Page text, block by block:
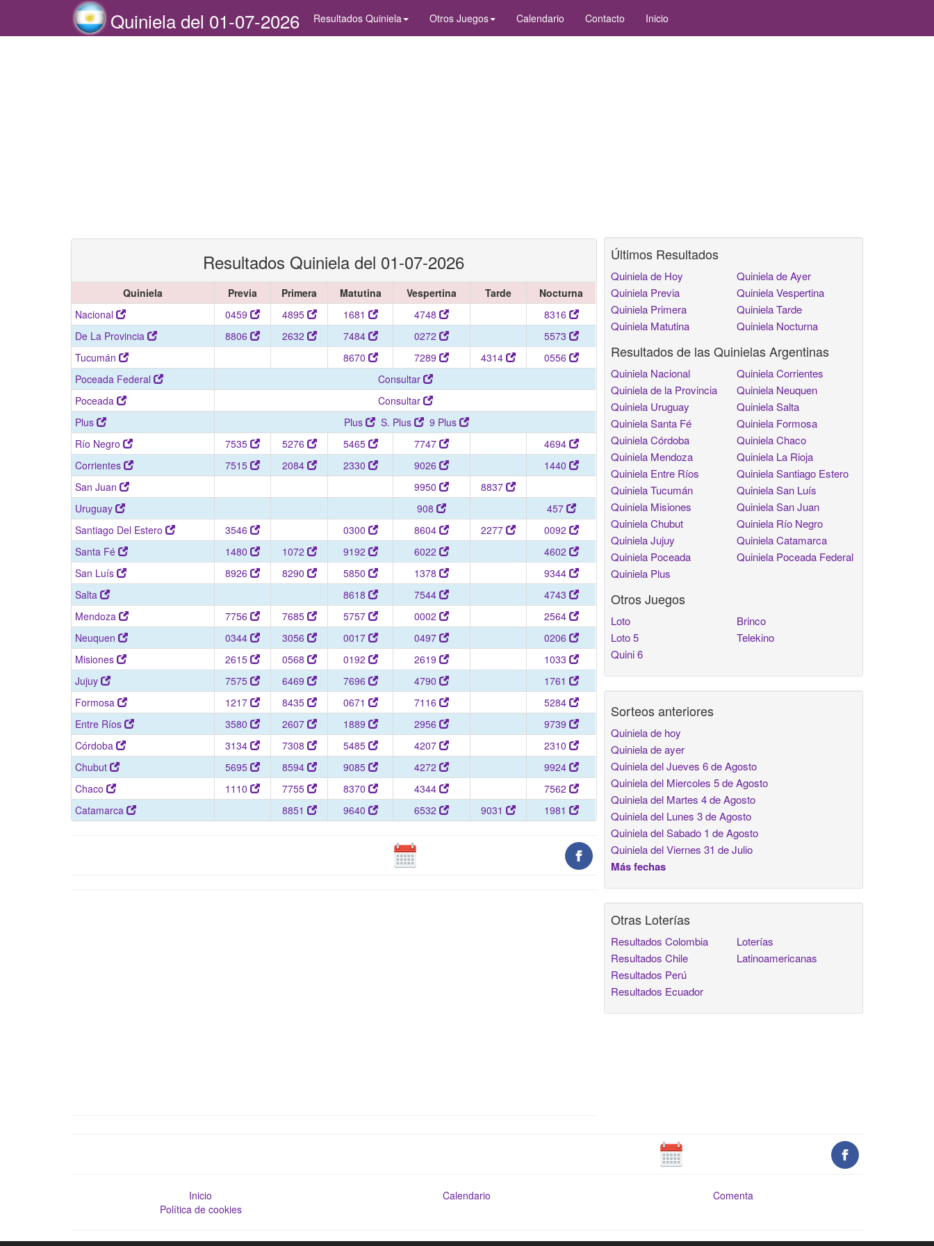
Quiniela del 01-07-2026 Resultados Quiniela Otros Juegos Calendario Contacto Inicio
Resultados Quiniela del 01-07-2026
Quiniela Previa Primera Matutina Vespertina Tarde
Nocturna
Nacional
0459 4895 1681 4748
8316
De La Provincia
8806 2632 7484 0272
5573
Tucumán
8670 7289 4314
0556
Poceada Federal
Consultar
Poceada
Consultar
Plus
Plus S. Plus
9 Plus
Río Negro
7535 5276 5465 7747
4694
Corrientes
7515 2084 2330 9026
1440
San Juan
9950
8837
Uruguay
908
457
Santiago Del Estero
3546 0300 8604 2277
0092
Santa Fé
1480 1072 9192 6022
4602
San Luís
8926 8290 5850 1378
9344
Salta
8618 7544
4743
Mendoza
7756 7685 5757 0002
2564
Neuquen
0344 3056 0017 0497
0206
Misiones
2615 0568 0192 2619
1033
Jujuy
7575 6469 7696 4790
1761
Formosa
1217 8435 0671 7116
5284
Entre Ríos
3580 2607 1889 2956
9739
Córdoba
3134 7308 5485 4207
2310
Chubut
5695 8594 9085 4272
9924
Chaco
1110 7755 8370 4344
7562
Catamarca
8851 9640 6532 9031 1981
Últimos Resultados
Quiniela de Hoy
Quiniela Previa
Quiniela Primera
Quiniela Matutina
Quiniela de Ayer
Quiniela Vespertina
Quiniela Tarde
Quiniela Nocturna
Resultados de las Quinielas Argentinas
Quiniela Nacional
Quiniela de la Provincia
Quiniela Uruguay
Quiniela Santa Fé
Quiniela Córdoba
Quiniela Mendoza
Quiniela Entre Ríos
Quiniela Tucumán
Quiniela Misiones
Quiniela Chubut
Quiniela Jujuy
Quiniela Poceada
Quiniela Plus
Quiniela Corrientes
Quiniela Neuquen
Quiniela Salta
Quiniela Formosa
Quiniela Chaco
Quiniela La Rioja
Quiniela Santiago Estero
Quiniela San Luís
Quiniela San Juan
Quiniela Río Negro
Quiniela Catamarca
Quiniela Poceada Federal
Otros Juegos
Loto
Loto 5
Quini 6
Brinco
Telekino
Sorteos anteriores
Quiniela de hoy
Quiniela de ayer
Quiniela del Jueves 6 de Agosto
Quiniela del Miercoles 5 de Agosto
Quiniela del Martes 4 de Agosto
Quiniela del Lunes 3 de Agosto
Quiniela del Sabado 1 de Agosto
Quiniela del Viernes 31 de Julio
Más fechas
Otras Loterías
Resultados Colombia
Resultados Chile
Resultados Perú
Resultados Ecuador
Loterías
Latinoamericanas
Inicio Calendario
Comenta
Política de cookies